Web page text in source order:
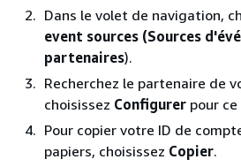
Dans le volet de navigation,
event sources (Sources
partenaires).
Recherchez le partenaire de
choisissez Configurer pour
Pour copier votre ID de
papiers, choisissez Copier.